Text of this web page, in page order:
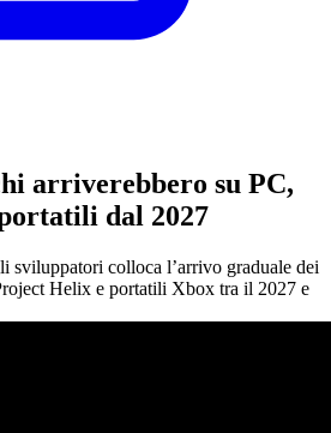
arriverebbero su PC,
dal 2027
sviluppatori colloca l’arrivo graduale dei
Helix e portatili Xbox tra il 2027 e